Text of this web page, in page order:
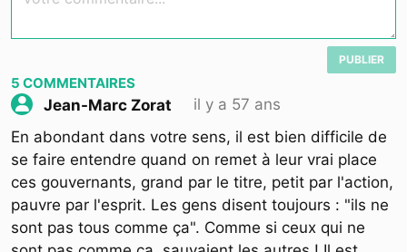
PUBLIER
5 COMMENTAIRES
Jean-Marc Zorat
il y a 57 ans
En abondant dans votre sens, il est bien difficile de
se faire entendre quand on remet à leur vrai place
ces gouvernants, grand par le titre, petit par l'action,
pauvre par l'esprit. Les gens disent toujours : "ils ne
sont pas tous comme ça". Comme si ceux qui ne